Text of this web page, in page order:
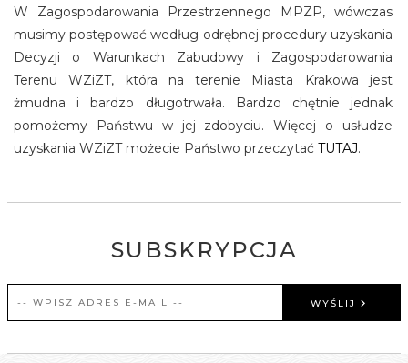
W Zagospodarowania Przestrzennego MPZP, wówczas
musimy postępować według odrębnej procedury uzyskania
Decyzji o Warunkach Zabudowy i Zagospodarowania
Terenu WZiZT, która na terenie Miasta Krakowa jest
żmudna i bardzo długotrwała. Bardzo chętnie jednak
pomożemy Państwu w jej zdobyciu. Więcej o usłudze
uzyskania WZiZT możecie Państwo przeczytać TUTAJ.
SUBSKRYPCJA
WYŚLIJ